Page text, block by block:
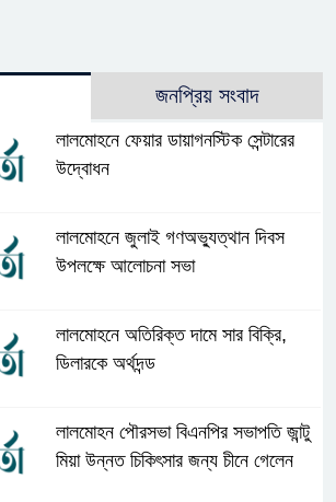
জনপ্রিয় সংবাদ
লালমোহনে ফেয়ার ডায়াগনস্টিক সেন্টারের
উদ্বোধন
লালমোহনে জুলাই গণঅভ্যুত্থান দিবস
উপলক্ষে আলোচনা সভা
লালমোহনে অতিরিক্ত দামে সার বিক্রি,
ডিলারকে অর্থদন্ড
লালমোহন পৌরসভা বিএনপির সভাপতি জান্টু
মিয়া উন্নত চিকিৎসার জন্য চীনে গেলেন